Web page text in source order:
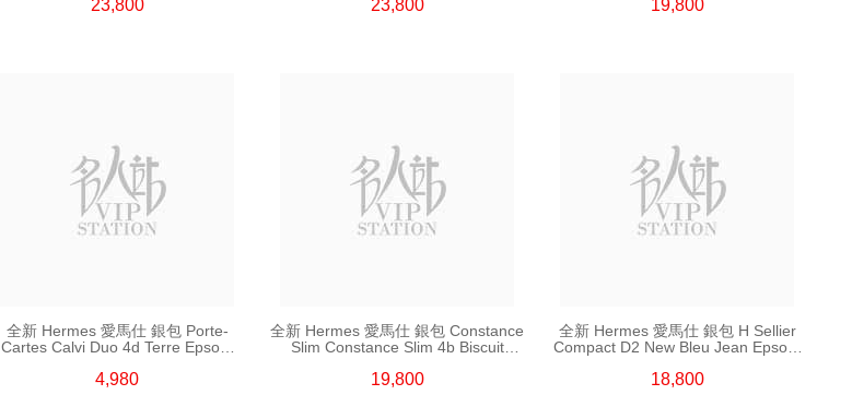
23,800 23,800 19,800
全新 Hermes 愛馬仕 銀包 Porte-
Cartes Calvi Duo 4d Terre Epsom
4,980
全新 Hermes 愛馬仕 銀包 Constance
Slim Constance Slim 4b Biscuit
19,800
全新 Hermes 愛馬仕 銀包 H Sellier
Compact D2 New Bleu Jean Epsom
18,800